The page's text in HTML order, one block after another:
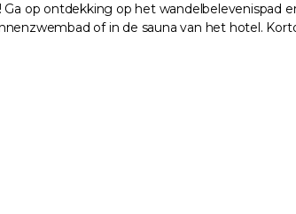
op ontdekking op het wandelbelevenispad
of in de sauna van het hotel.